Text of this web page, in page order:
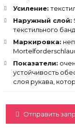
Усиление:
Наружный слой:
текстильного
Маркировка:
Показатели:
устойчивость
слоя рукава,
Отправить